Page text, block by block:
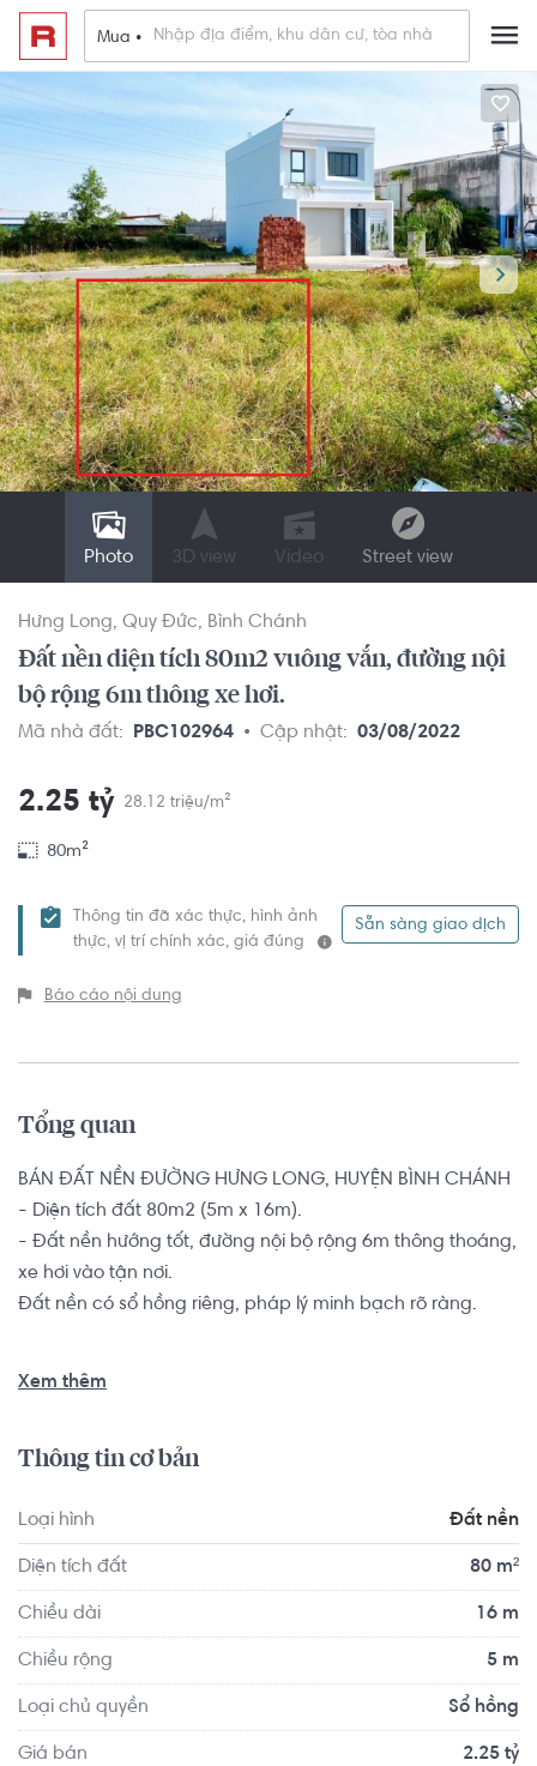
Mua •
Photo 3D view Video Street view
Hưng Long Quy Đức Bình Chánh
Đất nền diện tích 80m2 vuông vắn, đường nội
bộ rộng 6m thông xe hơi.
Mã nhà đất: PBC102964 Cập nhật: 03/08/2022
2.25 tỷ 28.12 triệu/m²
80m²
Thông tin đã xác thực, hình ảnh
thực, vị trí chính xác, giá đúng
Sẵn sàng giao dịch
Báo cáo nội dung
Tổng quan
BÁN ĐẤT NỀN ĐƯỜNG HƯNG LONG, HUYỆN BÌNH CHÁNH
- Diện tích đất 80m2 (5m x 16m).
- Đất nền hướng tốt, đường nội bộ rộng 6m thông thoáng,
xe hơi vào tận nơi.
Đất nền có sổ hồng riêng, pháp lý minh bạch rõ ràng.
mọi tiện ích.
Xem thêm
Thông tin cơ bản
Loại hình Đất nền
Diện tích đất 80 m²
Chiều dài 16 m
Chiều rộng 5 m
Loại chủ quyền Sổ hồng
Giá bán 2.25 tỷ